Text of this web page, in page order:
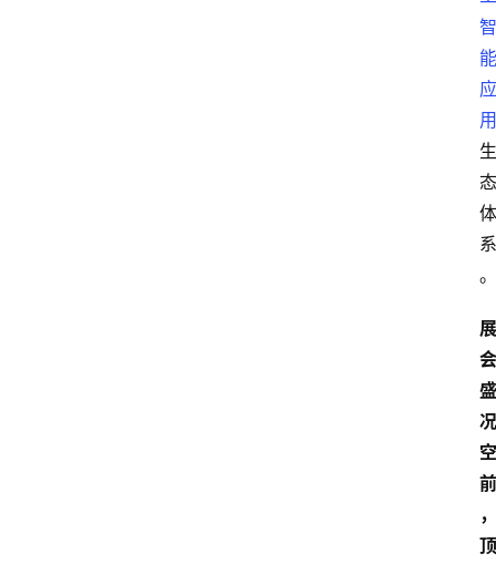
智
能
应
用
生
态
体
系
。
展
会
盛
况
空
前
，
顶